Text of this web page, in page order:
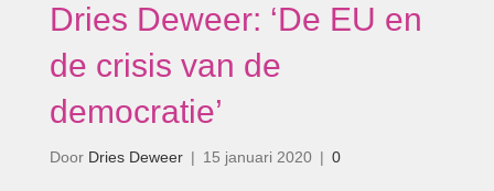
Dries Deweer: ‘De EU en
de crisis van de
democratie’
Door Dries Deweer | 15 januari 2020 | 0